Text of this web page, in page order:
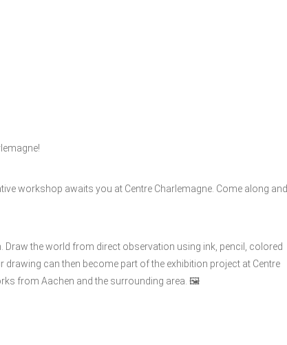
workshop awaits you at Centre Charlemagne. Come along and
the world from direct observation using ink, pencil, colored
drawing can then become part of the exhibition project at Centre
from Aachen and the surrounding area. 🖼️